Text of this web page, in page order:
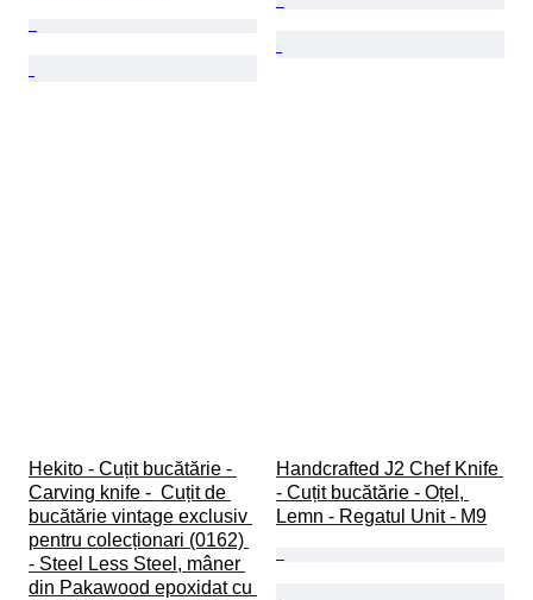
Hekito - Cuțit bucătărie -
Carving knife -  Cuțit de
bucătărie vintage exclusiv
pentru colecționari (0162)
- Steel Less Steel, mâner
din Pakawood epoxidat cu
Handcrafted J2 Chef Knife
- Cuțit bucătărie - Oțel,
Lemn - Regatul Unit - M9